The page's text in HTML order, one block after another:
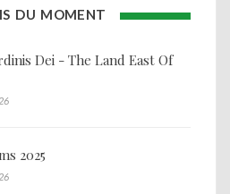
DU MOMENT
Dei - The Land East Of
2025